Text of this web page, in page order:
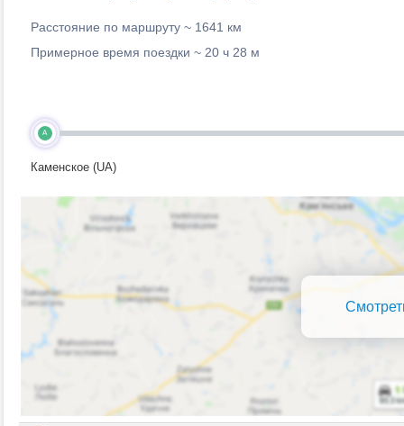
Расстояние по маршруту ~ 1641 км
Примерное время поездки ~ 20 ч 28 м
A
Каменское (UA)